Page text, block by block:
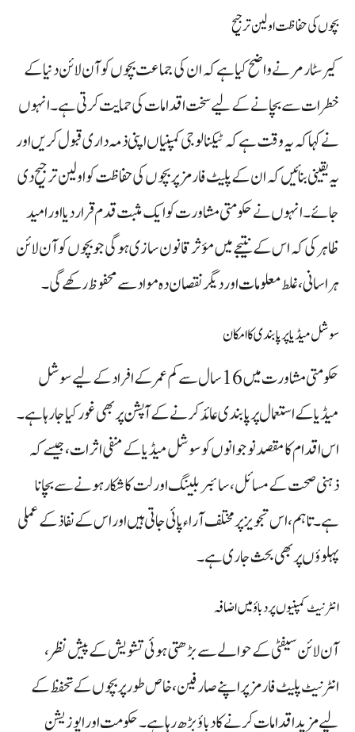
بچوں کی حفاظت اولین ترجیح
کیر سٹارمر نے واضح کیا ہے کہ ان کی جماعت بچوں کو آن لائن دنیا کے
خطرات سے بچانے کے لیے سخت اقدامات کی حمایت کرتی ہے۔ انہوں
نے کہا کہ یہ وقت ہے کہ ٹیکنالوجی کمپنیاں اپنی ذمہ داری قبول کریں اور
یہ یقینی بنائیں کہ ان کے پلیٹ فارمز پر بچوں کی حفاظت کو اولین ترجیح دی
جائے۔ انہوں نے حکومتی مشاورت کو ایک مثبت قدم قرار دیا اور امید
ظاہر کی کہ اس کے نتیجے میں مؤثر قانون سازی ہوگی جو بچوں کو آن لائن
ہراسانی، غلط معلومات اور دیگر نقصان دہ مواد سے محفوظ رکھے گی۔
سوشل میڈیا پر پابندی کا امکان
حکومتی مشاورت میں 16 سال سے کم عمر کے افراد کے لیے سوشل
میڈیا کے استعمال پر پابندی عائد کرنے کے آپشن پر بھی غور کیا جا رہا ہے۔
اس اقدام کا مقصد نوجوانوں کو سوشل میڈیا کے منفی اثرات، جیسے کہ
ذہنی صحت کے مسائل، سائبر بلینگ اور لت کا شکار ہونے سے بچانا
ہے۔ تاہم، اس تجویز پر مختلف آراء پائی جاتی ہیں اور اس کے نفاذ کے عملی
پہلوؤں پر بھی بحث جاری ہے۔
انٹرنیٹ کمپنیوں پر دباؤ میں اضافہ
آن لائن سیفٹی کے حوالے سے بڑھتی ہوئی تشویش کے پیش نظر،
انٹرنیٹ پلیٹ فارمز پر اپنے صارفین، خاص طور پر بچوں کے تحفظ کے
لیے مزید اقدامات کرنے کا دباؤ بڑھ رہا ہے۔ حکومت اور اپوزیشن